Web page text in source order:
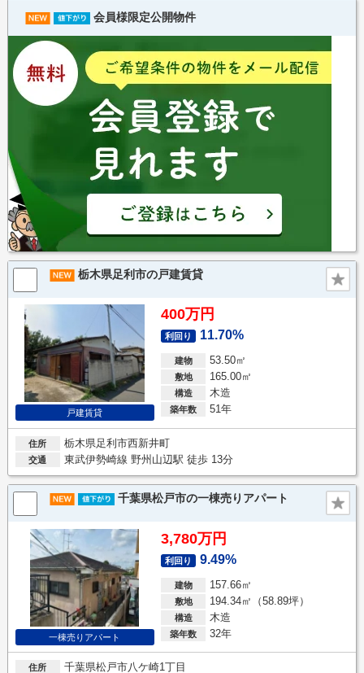
会員様限定公開物件
栃木県足利市の戸建賃貸
戸建賃貸
400万円
利回り 11.70%
建物 53.50㎡
敷地 165.00㎡
構造 木造
築年数 51年
住所 栃木県足利市西新井町
交通 東武伊勢崎線 野州山辺駅 徒歩 13分
千葉県松戸市の一棟売りアパート
一棟売りアパート
3,780万円
利回り 9.49%
建物 157.66㎡
敷地 194.34㎡（58.89坪）
構造 木造
築年数 32年
住所 千葉県松戸市八ケ崎1丁目